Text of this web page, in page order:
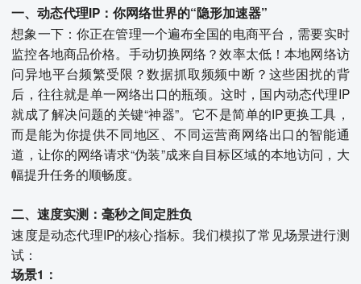
一、动态代理IP：你网络世界的“隐形加速器”
想象一下：你正在管理一个遍布全国的电商平台，需要实时
监控各地商品价格。手动切换网络？效率太低！本地网络访
问异地平台频繁受限？数据抓取频频中断？这些困扰的背
后，往往就是单一网络出口的瓶颈。这时，国内动态代理IP
就成了解决问题的关键“神器”。它不是简单的IP更换工具，
而是能为你提供不同地区、不同运营商网络出口的智能通
道，让你的网络请求“伪装”成来自目标区域的本地访问，大
幅提升任务的顺畅度。
二、速度实测：毫秒之间定胜负
速度是动态代理IP的核心指标。我们模拟了常见场景进行测
试：
场景1：